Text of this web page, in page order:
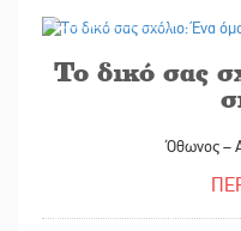
Το δικό σας
Όθωνος –